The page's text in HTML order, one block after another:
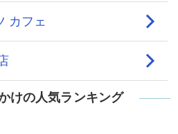
けの人気ランキング